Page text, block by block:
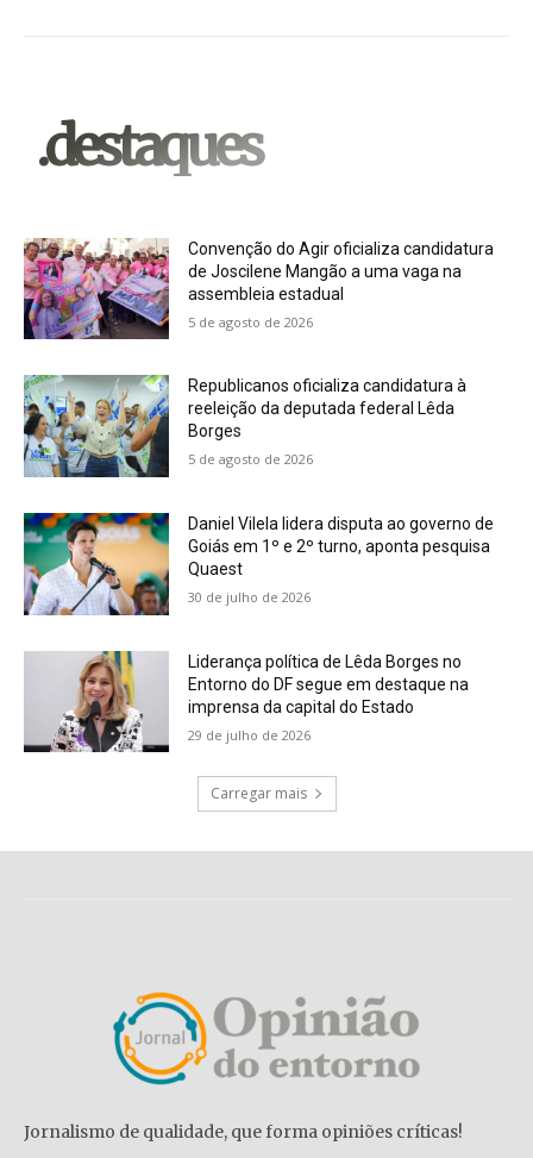
.destaques
Convenção do Agir oficializa candidatura
de Joscilene Mangão a uma vaga na
assembleia estadual
5 de agosto de 2026
Republicanos oficializa candidatura à
reeleição da deputada federal Lêda
Borges
5 de agosto de 2026
Daniel Vilela lidera disputa ao governo de
Goiás em 1º e 2º turno, aponta pesquisa
Quaest
30 de julho de 2026
Liderança política de Lêda Borges no
Entorno do DF segue em destaque na
imprensa da capital do Estado
29 de julho de 2026
Carregar mais
Jornalismo de qualidade, que forma opiniões críticas!